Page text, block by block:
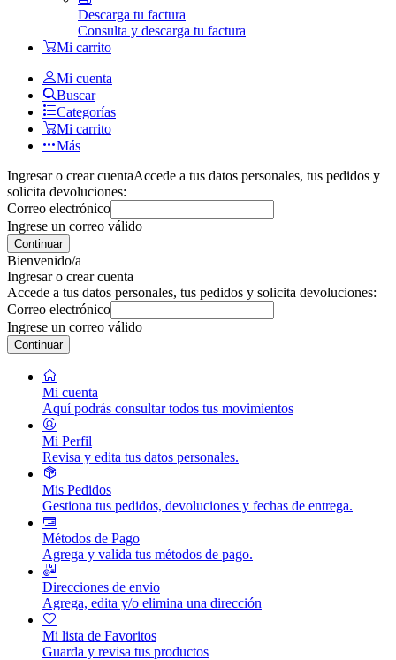
Descarga tu factura
Consulta y descarga tu factura
Mi carrito
Mi cuenta
Buscar
Categorías
Mi carrito
Más
Ingresar o crear cuentaAccede a tus datos personales, tus pedidos y
solicita devoluciones:
Correo electrónico
Ingrese un correo válido
Continuar
Bienvenido/a
Ingresar o crear cuenta
Accede a tus datos personales, tus pedidos y solicita devoluciones:
Correo electrónico
Ingrese un correo válido
Continuar
Mi cuenta
Aquí podrás consultar todos tus movimientos
Mi Perfil
Revisa y edita tus datos personales.
Mis Pedidos
Gestiona tus pedidos, devoluciones y fechas de entrega.
Métodos de Pago
Agrega y valida tus métodos de pago.
Direcciones de envio
Agrega, edita y/o elimina una dirección
Mi lista de Favoritos
Guarda y revisa tus productos